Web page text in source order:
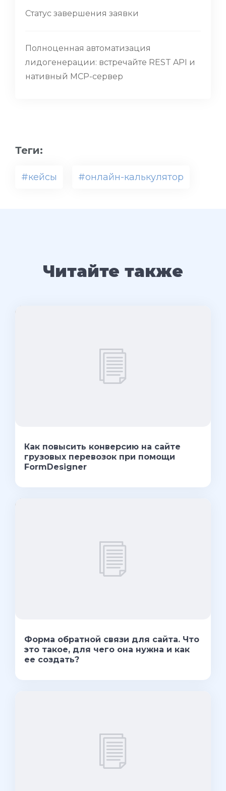
Статус завершения заявки
Полноценная автоматизация
лидогенерации: встречайте REST API и
нативный MCP-сервер
Теги:
#кейсы #онлайн-калькулятор
Читайте также
Как повысить конверсию на сайте
грузовых перевозок при помощи
FormDesigner
Форма обратной связи для сайта. Что
это такое, для чего она нужна и как
ее создать?